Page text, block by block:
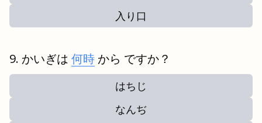
入り口
かいぎは 何時 から ですか？
はちじ
なんぢ